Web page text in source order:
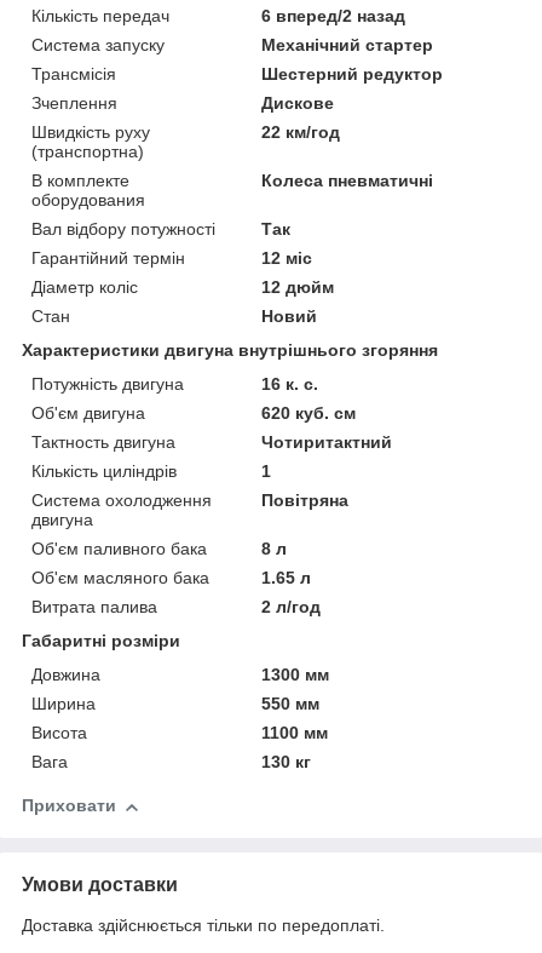
Кількість передач
6 вперед/2 назад
Система запуску
Механічний стартер
Трансмісія
Шестерний редуктор
Зчеплення
Дискове
Швидкість руху
(транспортна)
22 км/год
В комплекте
оборудования
Колеса пневматичні
Вал відбору потужності
Так
Гарантійний термін
12 міс
Діаметр коліс
12 дюйм
Стан
Новий
Характеристики двигуна внутрішнього згоряння
Потужність двигуна
16 к. с.
Об'єм двигуна
620 куб. см
Тактность двигуна
Чотиритактний
Кількість циліндрів
1
Система охолодження
двигуна
Повітряна
Об'єм паливного бака
8 л
Об'єм масляного бака
1.65 л
Витрата палива
2 л/год
Габаритні розміри
Довжина
1300 мм
Ширина
550 мм
Висота
1100 мм
Вага
130 кг
Приховати
Умови доставки
Доставка здійснюється тільки по передоплаті.